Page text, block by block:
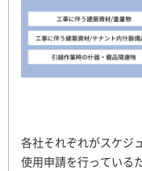
各社それぞれがスケジ
使用申請を行っている